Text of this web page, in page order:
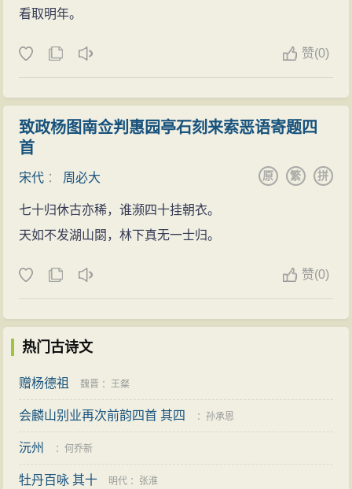
孝宗加太上皇赵构（即高宗）尊号时，周必大认为
时，要携带国书，朝廷讨论受国书的礼节。周必大立即
级、威风；叔侄亲戚关系，难道还计较是坐着还是站
立。”孝宗对此颇为赞赏。
后兼权任兵部侍郎，周必大奏请敬重侍从以储备将
相之才，增设台谏官以广开言路，选择监司、郡守以补
充郎官的不足。不久，权任礼部侍郎，兼领直学士院，
并任同修国史、实录院同修撰。
对，孝宗从袖中拿出手诏，举唐太宗与魏徵关系之例，
除这两种弊端。江、湖二州干旱，周必大请求捐出南库
钱二十万代民交税，孝宗很是赞赏。
书枢密院事，给事中莫济封驳回录黄，周必大奏道：“过
看取明年。
赞(0)
致政杨图南佥判惠园亭石刻来索恶语寄题四
首
宋代 ： 周必大 拼
繁
原
七十归休古亦稀，谁濒四十挂朝衣。
天如不发湖山閟，林下真无一士归。
赞(0)
热门古诗文
赠杨德祖 魏晋 ：王粲
会麟山别业再次前韵四首 其四 ：孙承恩
沅州 ：何乔新
牡丹百咏 其十 明代 ： 张淮